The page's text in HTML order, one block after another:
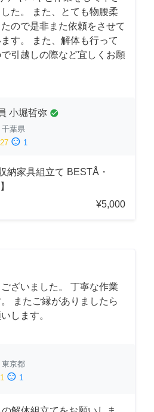
た。 また、とても物腰柔
ので是非また依頼をさせて
す。 また、解体も行って
引越しの際など宜しくお願
小堀哲弥 check_circle
千葉県
27 sentiment_dissatisfied 1
納家具組立て BESTÅ・
¥5,000
ざいました。 丁寧な作業
またご縁がありましたら
します。
東京都
sentiment_dissatisfied 1